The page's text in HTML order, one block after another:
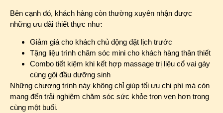
Bên cạnh đó, khách hàng còn thường xuyên nhận được
những ưu đãi thiết thực như:
Giảm giá cho khách chủ động đặt lịch trước
Tặng liệu trình chăm sóc mini cho khách hàng thân thiết
Combo tiết kiệm khi kết hợp massage trị liệu cổ vai gáy
cùng gội đầu dưỡng sinh
Những chương trình này không chỉ giúp tối ưu chi phí mà còn
mang đến trải nghiệm chăm sóc sức khỏe trọn vẹn hơn trong
cùng một buổi.